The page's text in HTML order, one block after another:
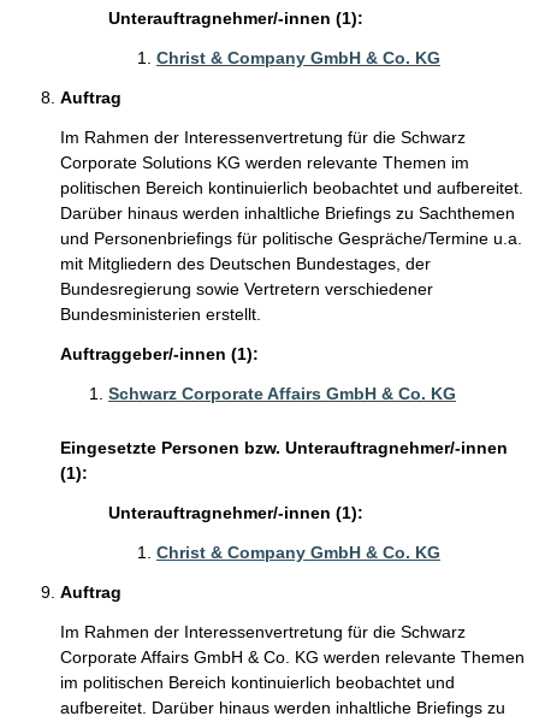
Unterauftragnehmer/-innen (1):
Christ & Company GmbH & Co. KG
Auftrag
Im Rahmen der Interessenvertretung für die Schwarz
Corporate Solutions KG werden relevante Themen im
politischen Bereich kontinuierlich beobachtet und aufbereitet.
Darüber hinaus werden inhaltliche Briefings zu Sachthemen
und Personenbriefings für politische Gespräche/Termine u.a.
mit Mitgliedern des Deutschen Bundestages, der
Bundesregierung sowie Vertretern verschiedener
Bundesministerien erstellt.
Auftraggeber/-innen (1):
Schwarz Corporate Affairs GmbH & Co. KG
Eingesetzte Personen bzw. Unterauftragnehmer/-innen
(1):
Unterauftragnehmer/-innen (1):
Christ & Company GmbH & Co. KG
Auftrag
Im Rahmen der Interessenvertretung für die Schwarz
Corporate Affairs GmbH & Co. KG werden relevante Themen
im politischen Bereich kontinuierlich beobachtet und
aufbereitet. Darüber hinaus werden inhaltliche Briefings zu